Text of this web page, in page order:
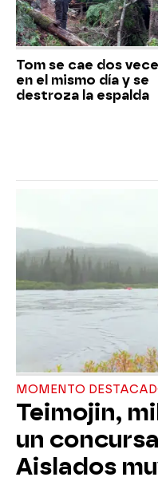
Tom se cae dos
en el mismo día y se
destroza la espalda
MOMENTO
Teimojin,
un
Aislados